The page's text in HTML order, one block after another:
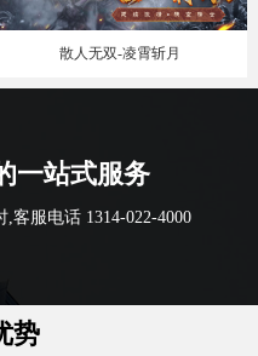
散人无双-凌霄斩月
一站式服务
客服电话 1314-022-4000
势